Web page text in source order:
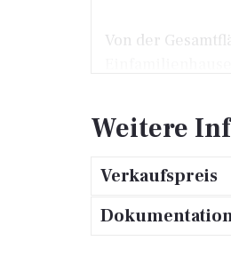
Von der
Weitere
Verkaufspreis